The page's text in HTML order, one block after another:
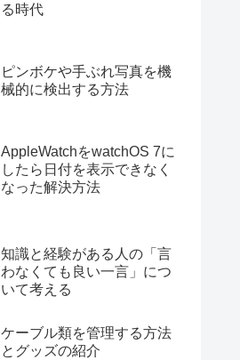
る時代
ピンボケや手ぶれ写真を機
械的に検出する方法
AppleWatchをwatchOS 7に
したら日付を表示できなく
なった解決方法
知識と経験がある人の「言
わなくても良い一言」につ
いて考える
ケーブル類を管理する方法
とグッズの紹介